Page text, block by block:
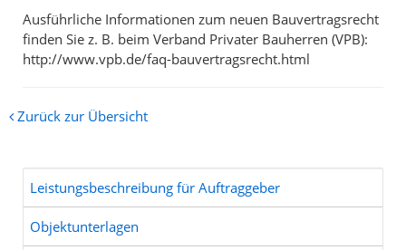
Ausführliche Informationen zum neuen Bauvertragsrecht
finden Sie z. B. beim Verband Privater Bauherren (VPB):
http://www.vpb.de/faq-bauvertragsrecht.html
Zurück zur Übersicht
Leistungsbeschreibung für Auftraggeber
Objektunterlagen